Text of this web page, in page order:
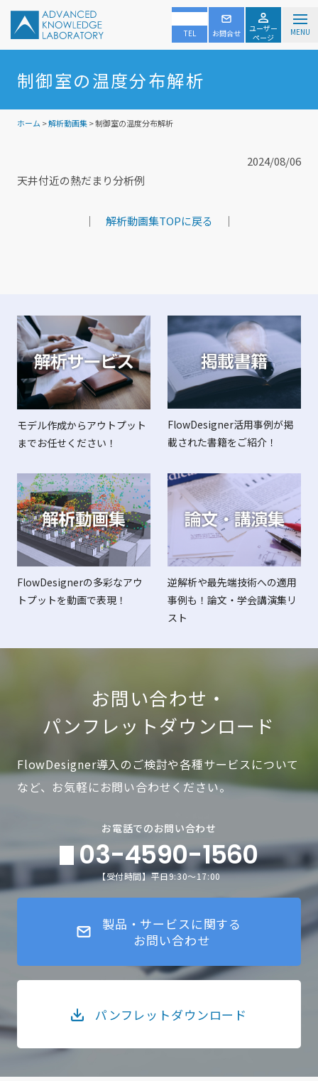
TEL お問合せ
ユーザー
ページ
MENU
制御室の温度分布解析
ホーム >解析動画集> 制御室の温度分布解析
2024/08/06
天井付近の熱だまり分析例
｜ 解析動画集TOPに戻る ｜
モデル作成からアウトプット
までお任せください！
FlowDesigner活用事例が掲
載された書籍をご紹介！
FlowDesignerの多彩なアウ
トプットを動画で表現！
逆解析や最先端技術への適用
事例も！論文・学会講演集リ
スト
お問い合わせ・
パンフレットダウンロード
FlowDesigner導入のご検討や各種サービスについて
など、お気軽にお問い合わせください。
お電話でのお問い合わせ
03-4590-1560
【受付時間】平日9:30～17:00
製品・サービスに関する
お問い合わせ
パンフレットダウンロード